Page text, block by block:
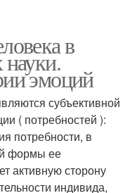
в
эмоций
субъективной
( потребностей ):
потребности, в
формы ее
активную сторону
индивида,